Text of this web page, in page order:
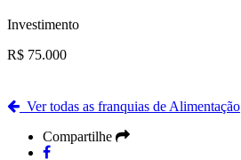
Investimento
R$ 75.000
Ver todas as franquias de Alimentação
Compartilhe